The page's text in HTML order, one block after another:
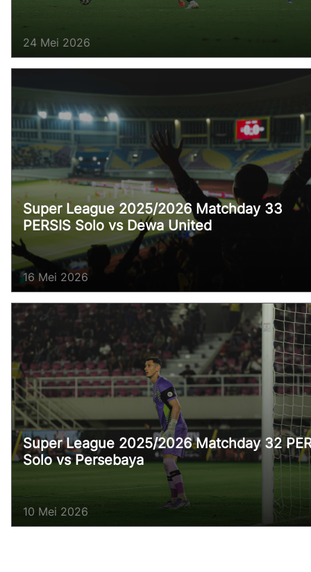
24 Mei 2026
Super League 2025/2026 Matchday 33
PERSIS Solo vs Dewa United
16 Mei 2026
Super League 2025/2026 Matchday 32
Solo vs Persebaya
10 Mei 2026